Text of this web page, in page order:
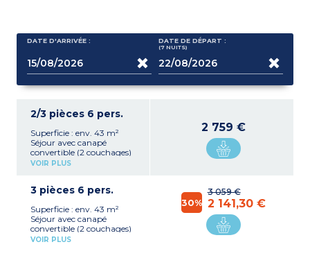
DATE D'ARRIVÉE : DATE DE DÉPART :
(7 NUITS)
2/3 pièces 6 pers.
Superficie : env. 43 m²
Séjour avec canapé
convertible (2 couchages)
Kitchenette (réfrigérateur,
bouilloire, machine à
Chambre avec 1 grand lit
Chambre avec 2 lits
superposés
Salle de bain, WC séparé
VOIR PLUS
2 759 €
3 pièces 6 pers.
Superficie : env. 43 m²
Séjour avec canapé
convertible (2 couchages)
Kitchenette (réfrigérateur,
VOIR PLUS
3 059 €
30% 2 141,30 €